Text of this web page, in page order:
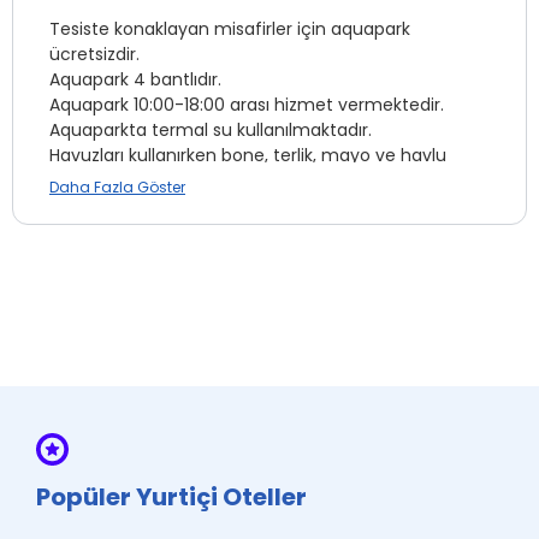
Çamaşırhane *
Mini Bar *
Sauna
Türk Hamamı
Otopark
Tesiste konaklayan misafirler için aquapark
ücretsizdir.
Aquapark 4 bantlıdır.
Aquapark 10:00-18:00 arası hizmet vermektedir.
Aquaparkta termal su kullanılmaktadır.
Havuzları kullanırken bone, terlik, mayo ve havlu
zorunludur.
verir.
Daha Fazla Göster
Popüler Yurtiçi Oteller